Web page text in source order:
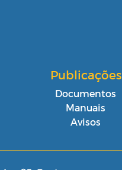
Publicações
Documentos
Manuais
Avisos